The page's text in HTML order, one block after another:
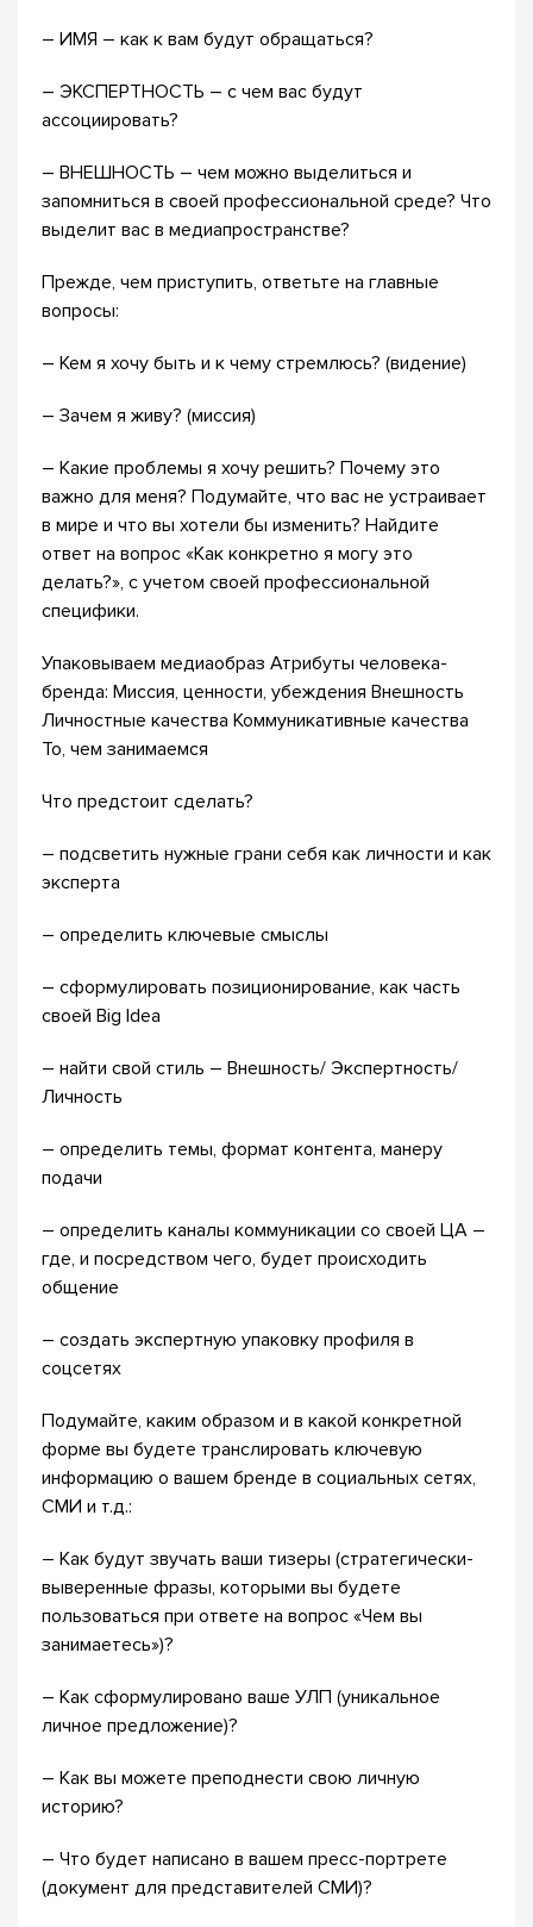
– ИМЯ – как к вам будут обращаться?
– ЭКСПЕРТНОСТЬ – с чем вас будут
ассоциировать?
– ВНЕШНОСТЬ – чем можно выделиться и
запомниться в своей профессиональной среде? Что
выделит вас в медиапространстве?
Прежде, чем приступить, ответьте на главные
вопросы:
– Кем я хочу быть и к чему стремлюсь? (видение)
– Зачем я живу? (миссия)
– Какие проблемы я хочу решить? Почему это
важно для меня? Подумайте, что вас не устраивает
в мире и что вы хотели бы изменить? Найдите
ответ на вопрос «Как конкретно я могу это
делать?», с учетом своей профессиональной
специфики.
Упаковываем медиаобраз Атрибуты человека-
бренда: Миссия, ценности, убеждения Внешность
Личностные качества Коммуникативные качества
То, чем занимаемся
Что предстоит сделать?
– подсветить нужные грани себя как личности и как
эксперта
– определить ключевые смыслы
– сформулировать позиционирование, как часть
своей Big Idea
– найти свой стиль – Внешность/ Экспертность/
Личность
– определить темы, формат контента, манеру
подачи
– определить каналы коммуникации со своей ЦА –
где, и посредством чего, будет происходить
общение
– создать экспертную упаковку профиля в
соцсетях
Подумайте, каким образом и в какой конкретной
форме вы будете транслировать ключевую
информацию о вашем бренде в социальных сетях,
СМИ и т.д.:
– Как будут звучать ваши тизеры (стратегически-
выверенные фразы, которыми вы будете
пользоваться при ответе на вопрос «Чем вы
занимаетесь»)?
– Как сформулировано ваше УЛП (уникальное
личное предложение)?
– Как вы можете преподнести свою личную
историю?
– Что будет написано в вашем пресс-портрете
(документ для представителей СМИ)?